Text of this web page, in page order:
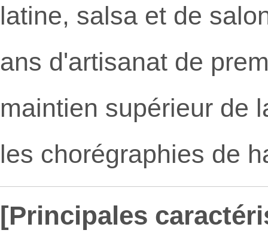
latine, salsa et de
ans d'artisanat de
maintien supérieur de
les chorégraphies de
[Principales